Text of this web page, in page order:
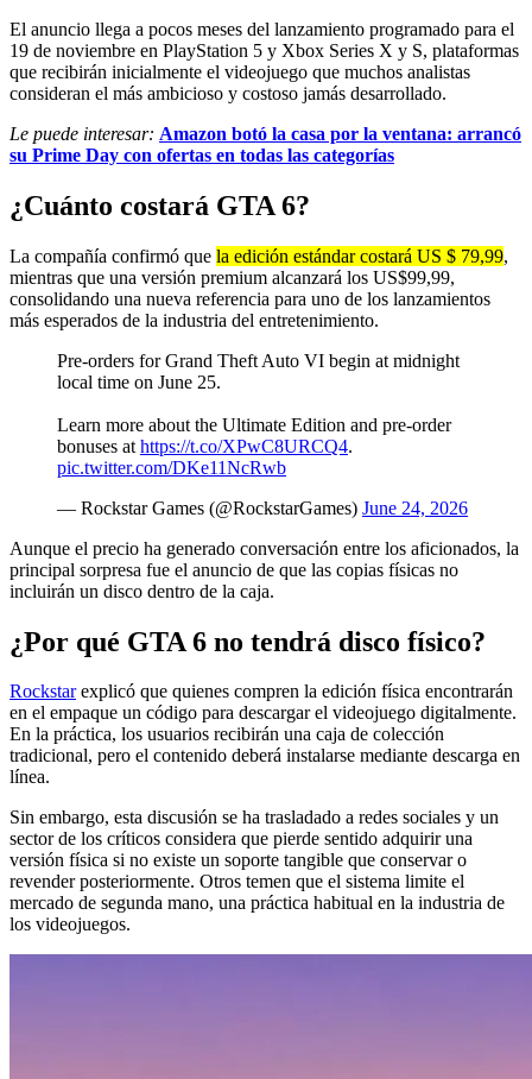
El anuncio llega a pocos meses del lanzamiento programado para el
19 de noviembre en PlayStation 5 y Xbox Series X y S, plataformas
que recibirán inicialmente el videojuego que muchos analistas
consideran el más ambicioso y costoso jamás desarrollado.
Le puede interesar: Amazon botó la casa por la ventana: arrancó
su Prime Day con ofertas en todas las categorías
¿Cuánto costará GTA 6?
La compañía confirmó que la edición estándar costará US $ 79,99,
mientras que una versión premium alcanzará los US$99,99,
consolidando una nueva referencia para uno de los lanzamientos
más esperados de la industria del entretenimiento.
Pre-orders for Grand Theft Auto VI begin at midnight
local time on June 25.
Learn more about the Ultimate Edition and pre-order
bonuses at https://t.co/XPwC8URCQ4.
pic.twitter.com/DKe11NcRwb
— Rockstar Games (@RockstarGames) June 24, 2026
Aunque el precio ha generado conversación entre los aficionados, la
principal sorpresa fue el anuncio de que las copias físicas no
incluirán un disco dentro de la caja.
¿Por qué GTA 6 no tendrá disco físico?
Rockstarexplicó que quienes compren la edición física encontrarán
en el empaque un código para descargar el videojuego digitalmente.
En la práctica, los usuarios recibirán una caja de colección
tradicional, pero el contenido deberá instalarse mediante descarga en
línea.
Sin embargo, esta discusión se ha trasladado a redes sociales y un
sector de los críticos considera que pierde sentido adquirir una
versión física si no existe un soporte tangible que conservar o
revender posteriormente. Otros temen que el sistema limite el
mercado de segunda mano, una práctica habitual en la industria de
los videojuegos.